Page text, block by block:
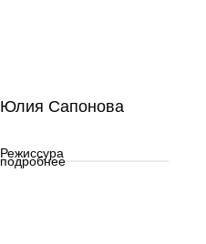
подробнее
Юлия Сапонова
Режиссура